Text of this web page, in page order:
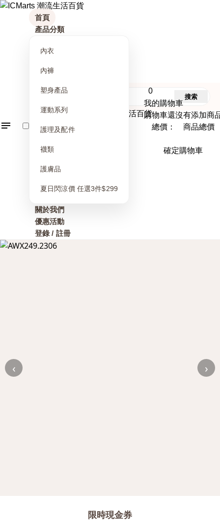
首頁
產品分類
內衣
內褲
塑身產品
運動系列
護理及配件
襪類
護膚品
夏日閃涼價 任選3件$299
關於我們
優惠活動
登錄 / 註冊
0
我的購物車
購物車還沒有添加商
總價： 商品總價
確定購物車
搜索
‹ ›
限時現金券